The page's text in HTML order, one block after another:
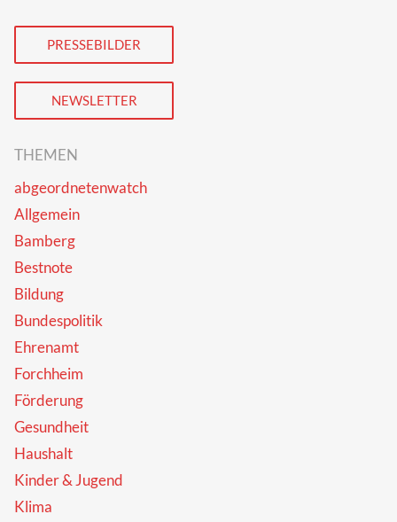
PRESSEBILDER
NEWSLETTER
THEMEN
abgeordnetenwatch
Allgemein
Bamberg
Bestnote
Bildung
Bundespolitik
Ehrenamt
Forchheim
Förderung
Gesundheit
Haushalt
Kinder & Jugend
Klima